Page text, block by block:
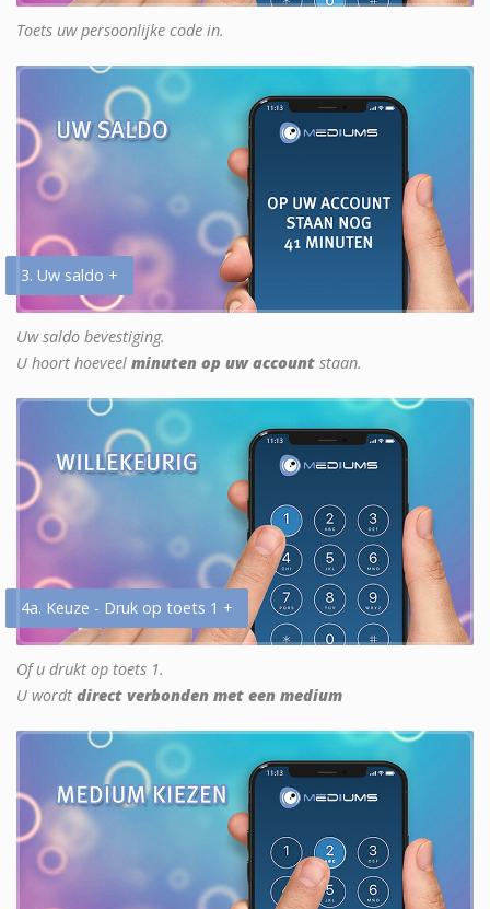
Toets uw persoonlijke code in.
3. Uw saldo +
Uw saldo bevestiging.
U hoort hoeveel minuten op uw account staan.
4a. Keuze - Druk op toets 1 +
Of u drukt op toets 1.
U wordt direct verbonden met een medium